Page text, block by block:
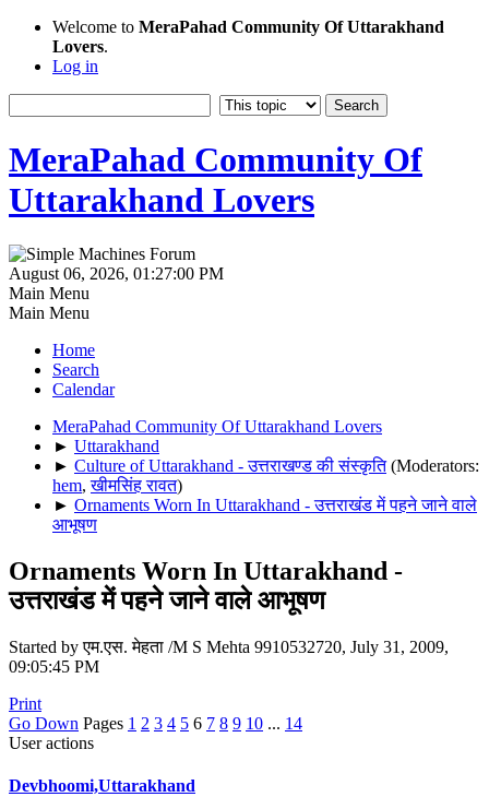
Welcome to MeraPahad Community Of Uttarakhand
Lovers.
Log in
MeraPahad Community Of
Uttarakhand Lovers
August 06, 2026, 01:27:00 PM
Main Menu
Main Menu
Home
Search
Calendar
MeraPahad Community Of Uttarakhand Lovers
► Uttarakhand
► Culture of Uttarakhand - उत्तराखण्ड की संस्कृति (Moderators:
hem,खीमसिंह रावत)
► Ornaments Worn In Uttarakhand - उत्तराखंड में पहने जाने वाले
आभूषण
Ornaments Worn In Uttarakhand -
उत्तराखंड में पहने जाने वाले आभूषण
Started by एम.एस. मेहता /M S Mehta 9910532720, July 31, 2009,
09:05:45 PM
Print
Go Down Pages 1 2 3 4 5 6 7 8 9 10 ... 14
User actions
Devbhoomi,Uttarakhand